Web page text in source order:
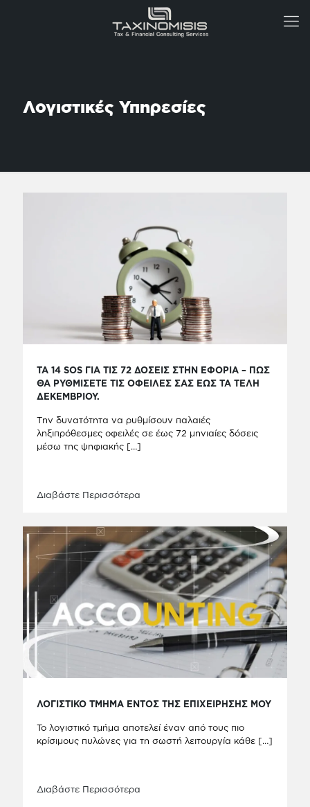
Λογιστικές Υπηρεσίες
ΤΑ 14 SOS ΓΙΑ ΤΙΣ 72 ΔΟΣΕΙΣ ΣΤΗΝ ΕΦΟΡΙΑ – ΠΩΣ
ΘΑ ΡΥΘΜΙΣΕΤΕ ΤΙΣ ΟΦΕΙΛΕΣ ΣΑΣ ΕΩΣ ΤΑ ΤΕΛΗ
ΔΕΚΕΜΒΡΙΟΥ.
Tην δυνατότητα να ρυθμίσουν παλαιές
ληξιπρόθεσμες οφειλές σε έως 72 μηνιαίες δόσεις
μέσω της ψηφιακής […]
Διαβάστε Περισσότερα
ΛΟΓΙΣΤΙΚΟ ΤΜΗΜΑ ΕΝΤΟΣ ΤΗΣ ΕΠΙΧΕΙΡΗΣΗΣ ΜΟΥ
Το λογιστικό τμήμα αποτελεί έναν από τους πιο
κρίσιμους πυλώνες για τη σωστή λειτουργία κάθε […]
Διαβάστε Περισσότερα